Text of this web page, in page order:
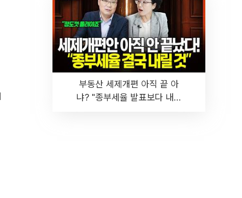
부동산 세제개편 아직 끝 아
냐? "종부세율 발표보다 내릴